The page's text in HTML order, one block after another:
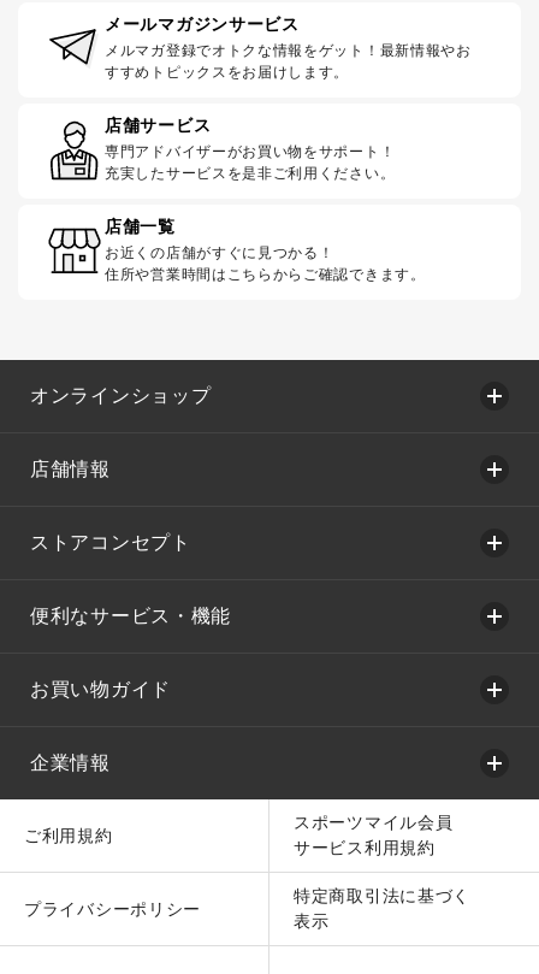
メールマガジンサービス
メルマガ登録でオトクな情報をゲット！最新情報やお
すすめトピックスをお届けします。
店舗サービス
専門アドバイザーがお買い物をサポート！
充実したサービスを是非ご利用ください。
店舗一覧
お近くの店舗がすぐに見つかる！
住所や営業時間はこちらからご確認できます。
オンラインショップ
店舗情報
ストアコンセプト
便利なサービス・機能
お買い物ガイド
企業情報
ご利用規約
スポーツマイル会員
サービス利用規約
プライバシーポリシー
特定商取引法に基づく
表示